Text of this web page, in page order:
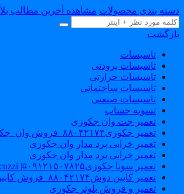
بندی محصولات مشاهده آخرین مطالب بلاگ
تاسیسات
تاسیسات برودتی
تاسیسات حرارتی
تاسیسات ساختمانی
تاسیسات صنعتی
تسویه حساب
تعمیر جت وان جکوزی
تعمیر جکوزی۸۸۰۴۲۱۷۴_فروش وان_جکوزی
تعمیر خرابی برد مدار وان جکوزی
تعمیر خرابی برد مدار وان جکوزی
تعمیر سونا جکوزی۰۹۱۲۱۵۰۷۸۲۵#| Sauna | Jacuzzi
تعمیر کابین دوش۸۸۰۴۲۱۷۴_فروش کابین دوش
تعمیر و فروش بلوئر جکوزی